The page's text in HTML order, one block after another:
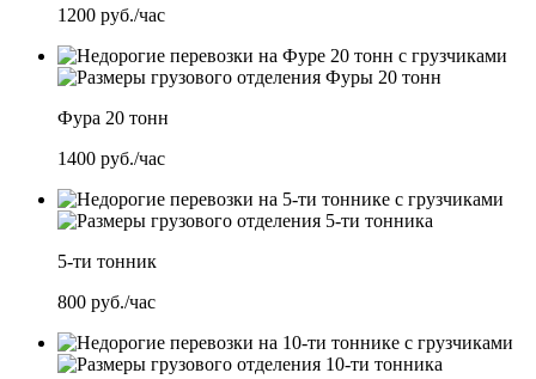
1200 руб./час
Фура 20 тонн
1400 руб./час
5-ти тонник
800 руб./час